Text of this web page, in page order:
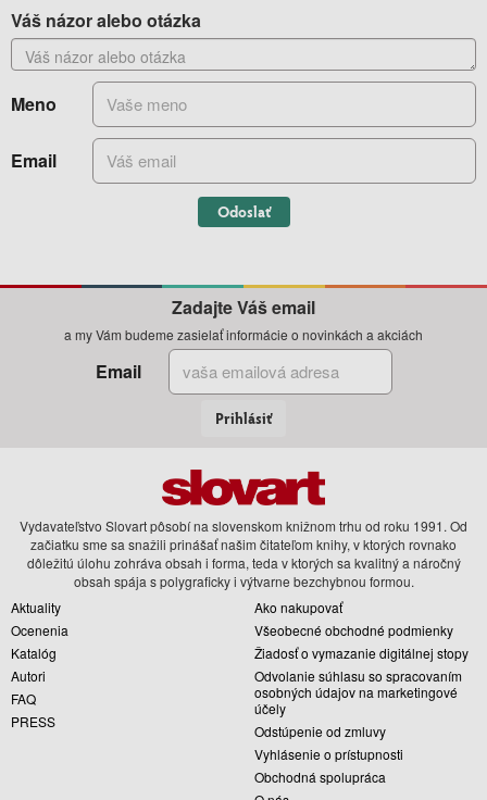
Váš názor alebo otázka
Meno
Email
Odoslať
Zadajte Váš email
a my Vám budeme zasielať informácie o novinkách a akciách
Email
Prihlásiť
Vydavateľstvo Slovart pôsobí na slovenskom knižnom trhu od roku 1991. Od
začiatku sme sa snažili prinášať našim čitateľom knihy, v ktorých rovnako
dôležitú úlohu zohráva obsah i forma, teda v ktorých sa kvalitný a náročný
obsah spája s polygraficky i výtvarne bezchybnou formou.
Aktuality
Ocenenia
Katalóg
Autori
FAQ
PRESS
Ako nakupovať
Všeobecné obchodné podmienky
Žiadosť o vymazanie digitálnej stopy
Odvolanie súhlasu so spracovaním
osobných údajov na marketingové
účely
Odstúpenie od zmluvy
Vyhlásenie o prístupnosti
Obchodná spolupráca